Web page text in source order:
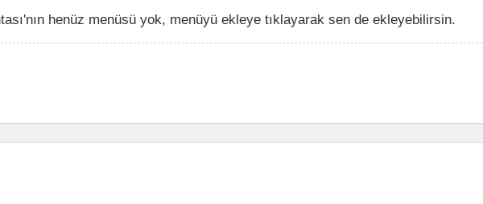
henüz menüsü yok, menüyü ekleye tıklayarak sen de ekleyebilirsin.